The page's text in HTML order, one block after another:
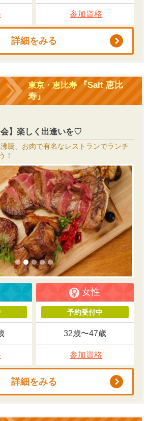
参加資格
詳細をみる
東京・恵比寿『Salt 恵比
寿』
会】楽しく出逢いを♡
騰、お肉で有名なレストランでランチ
！
女性
予約受付中
32歳〜47歳
参加資格
詳細をみる